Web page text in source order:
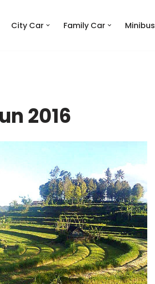
City Car Family Car Minibus
2016